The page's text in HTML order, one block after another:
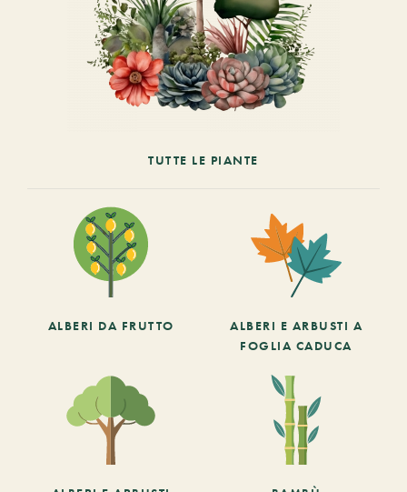
TUTTE LE PIANTE
ALBERI DA FRUTTO
ALBERI E ARBUSTI A
FOGLIA CADUCA